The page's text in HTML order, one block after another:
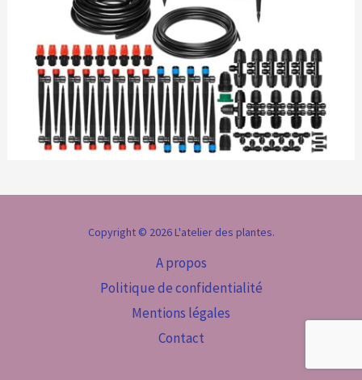
Copyright © 2026 L'atelier des plantes.
A propos
Politique de confidentialité
Mentions légales
Contact